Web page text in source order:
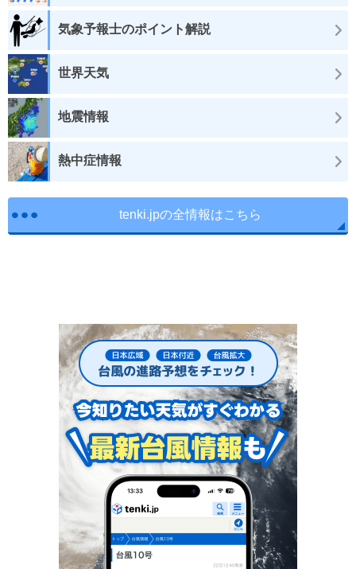
気象予報士のポイント解説
世界天気
地震情報
熱中症情報
tenki.jpの全情報はこちら